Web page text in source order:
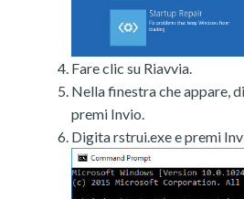
Fare clic su Riavvia.
Nella finestra che appare,
premi Invio.
Digita rstrui.exe e premi